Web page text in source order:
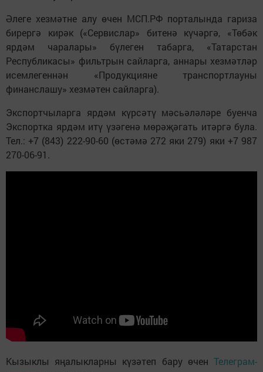
Әлеге хезмәтне алу өчен МСП.РФ порталында гариза
бирергә кирәк («Сервислар» битенә күчәргә, «Төбәк
ярдәм чаралары» бүлеген табарга, «Татарстан
Республикасы» фильтрын сайларга, аннары хезмәтләр
исемлегеннән «Продукцияне транспортлауны
финанслашу» хезмәтен сайларга).
Экспортчыларга ярдәм күрсәтү мәсьәләләре буенча
Экспортка ярдәм итү үзәгенә мөрәҗәгать итәргә була.
Тел.: +7 (843) 222-90-60 (өстәмә 272 яки 279) яки +7 987
270-06-91.
Кызыклы яңалыкларны күзәтеп бару өчен Телеграм-